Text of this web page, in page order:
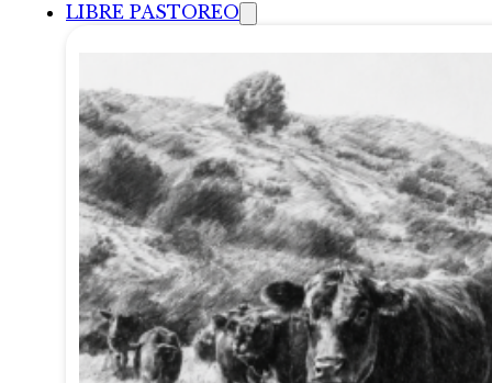
LIBRE PASTOREO